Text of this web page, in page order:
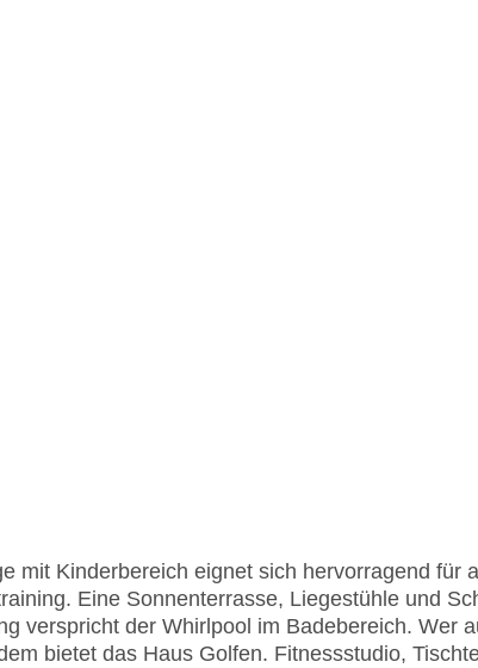
mit Kinderbereich eignet sich hervorragend für
Eine Sonnenterrasse, Liegestühle und
verspricht der Whirlpool im Badebereich. Wer
bietet das Haus Golfen. Fitnessstudio,